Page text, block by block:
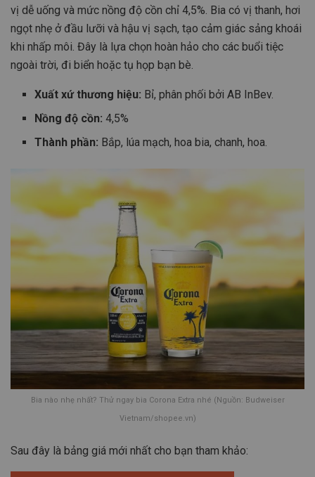
vị dễ uống và mức nồng độ cồn chỉ 4,5%. Bia có vị thanh, hơi
ngọt nhẹ ở đầu lưỡi và hậu vị sạch, tạo cảm giác sảng khoái
khi nhấp môi. Đây là lựa chọn hoàn hảo cho các buổi tiệc
ngoài trời, đi biển hoặc tụ họp bạn bè.
Xuất xứ thương hiệu: Bỉ, phân phối bởi AB InBev.
Nồng độ cồn:4,5%
Thành phần: Bắp, lúa mạch, hoa bia, chanh, hoa.
Bia nào nhẹ nhất? Thử ngay bia Corona Extra nhé (Nguồn: Budweiser
Vietnam/shopee.vn)
Sau đây là bảng giá mới nhất cho bạn tham khảo: